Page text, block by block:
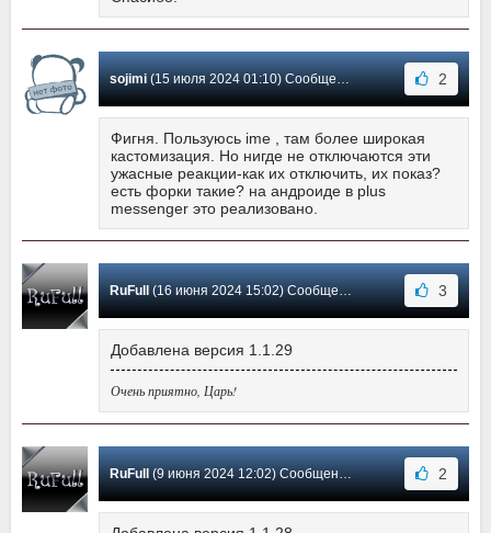
sojimi(15 июля 2024 01:10) Сообщение #23 2
Фигня. Пользуюсь ime , там более широкая
кастомизация. Но нигде не отключаются эти
ужасные реакции-как их отключить, их показ?
есть форки такие? на андроиде в plus
messenger это реализовано.
RuFull(16 июня 2024 15:02) Сообщение #22 3
Добавлена версия 1.1.29
Очень приятно, Царь!
RuFull(9 июня 2024 12:02) Сообщение #21 2